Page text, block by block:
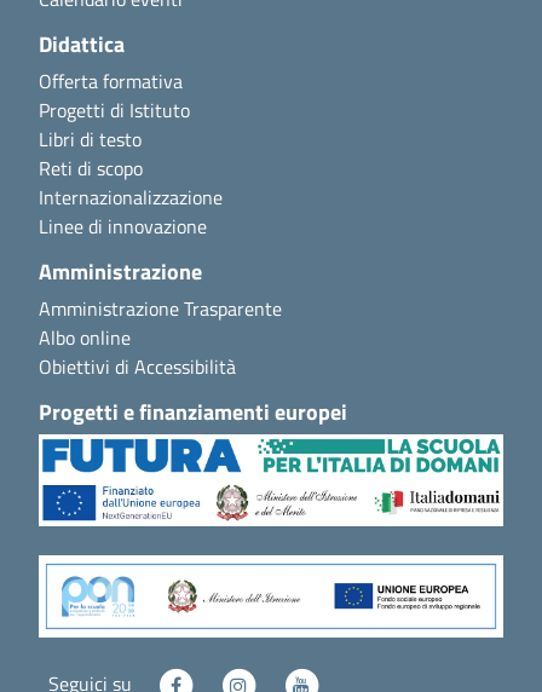
Didattica
Offerta formativa
Progetti di Istituto
Libri di testo
Reti di scopo
Internazionalizzazione
Linee di innovazione
Amministrazione
Amministrazione Trasparente
Albo online
Obiettivi di Accessibilità
Progetti e finanziamenti europei
Seguici su